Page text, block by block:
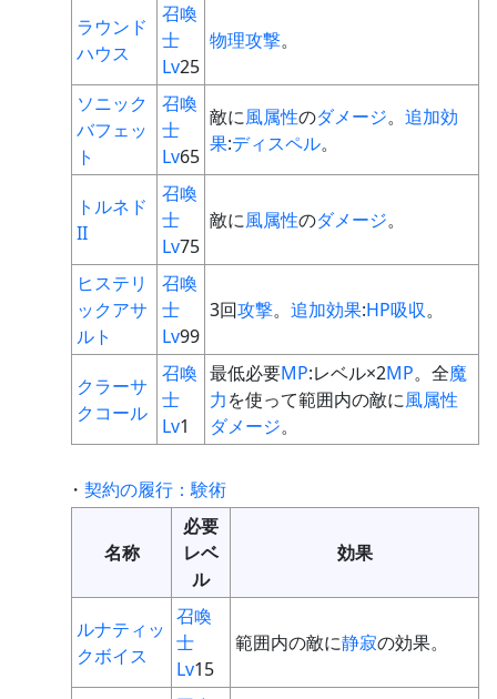
ラウンド
ハウス
召喚
士
Lv25
物理攻撃。
ソニック
バフェッ
ト
召喚
士
Lv65
敵に風属性のダメージ。 追加効
果:ディスペル。
トルネド
II
召喚
士
Lv75
敵に風属性のダメージ。
ヒステリ
ックアサ
ルト
召喚
士
Lv99
3回攻撃。 追加効果:HP吸収。
クラーサ
クコール
召喚
士
Lv1
最低必要MP:レベル×2MP。全魔
力を使って範囲内の敵に風属性
ダメージ。
・ 契約の履行：験術
名称
必要
レベ
ル
効果
ルナティッ
クボイス
召喚
士
Lv15
範囲内の敵に静寂の効果。